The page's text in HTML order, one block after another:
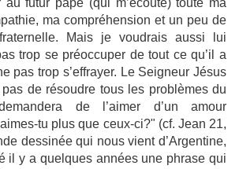
ma compréhension et un peu de
Mais je voudrais aussi lui
trop se préoccuper de tout ce qu’il a
pas trop s’effrayer. Le Seigneur Jésus
de résoudre tous les problèmes du
de l’aimer d’un amour
tu plus que ceux-ci?" (cf. Jean 21,
dessinée qui nous vient d’Argentine,
il y a quelques années une phrase qui